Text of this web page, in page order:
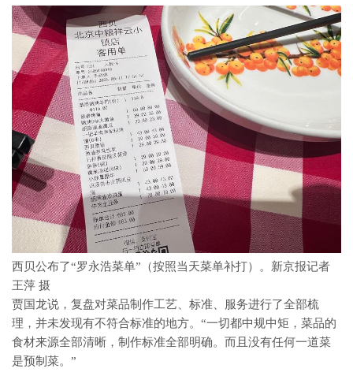
西贝公布了“罗永浩菜单”（按照当天菜单补打）。新京报记者
王萍 摄
贾国龙说，复盘对菜品制作工艺、标准、服务进行了全部梳
理，并未发现有不符合标准的地方。“一切都中规中矩，菜品的
食材来源全部清晰，制作标准全部明确。而且没有任何一道菜
是预制菜。”